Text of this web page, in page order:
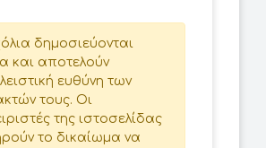
δημοσιεύονται
και αποτελούν
ευθύνη των
τους. Οι
της ιστοσελίδας
το δικαίωμα να